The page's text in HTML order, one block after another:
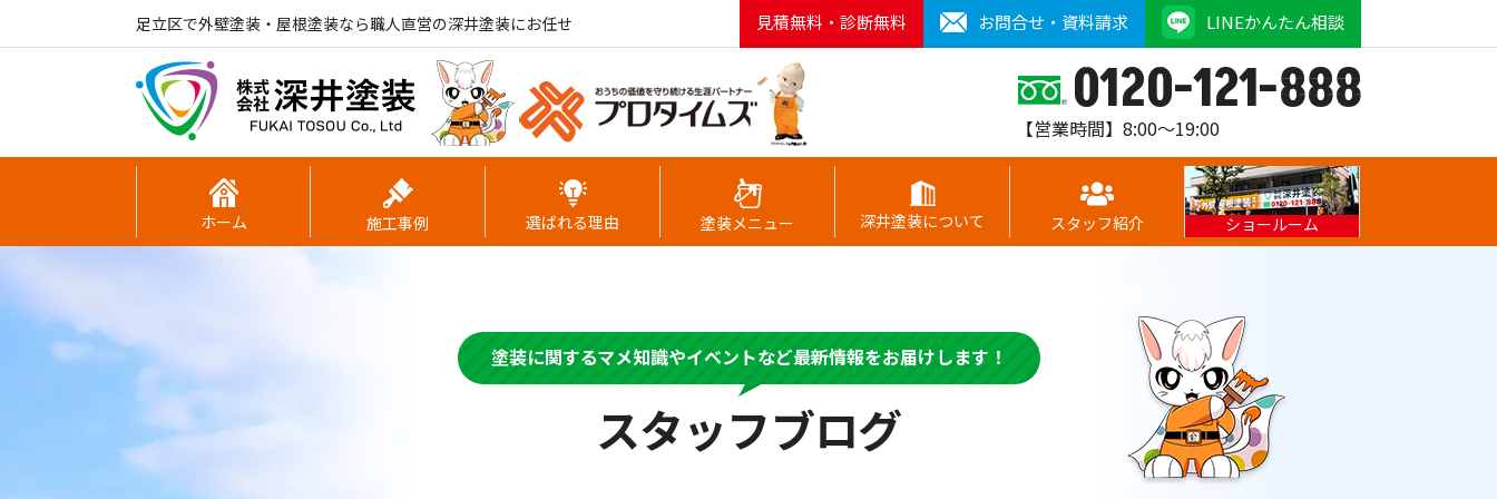
足立区で外壁塗装・屋根塗装なら職人直営の深井塗装にお任せ 見積無料・診断無料 お問合せ・資料請求 LINEかんたん相談
0120-121-888
【営業時間】8:00～19:00
ホーム 施工事例 選ばれる理由 塗装メニュー 深井塗装について スタッフ紹介 ショールーム
スタッフブログ
塗装に関するマメ知識やイベントなど最新情報をお届けします！